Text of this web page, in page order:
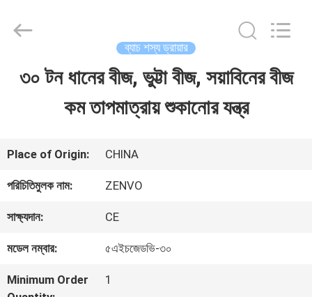
বাড়ি
আমাদের
সম্পর্কে
কারখানা
ভ্রমণ
TECHNOLOGY
Rights
ব্যাচ শস্য ড্রায়ার
৩০ টন ধানের বীজ, ভুট্টা বীজ, সয়াবিনের বীজ
কম তাপমাত্রায় শুকানোর যন্ত্র
Place of Origin: CHINA
পরিচিতিমুলক নাম: ZENVO
সাক্ষ্যদান: CE
মডেল নম্বার: ৫এইচজেডভি-৩০
Minimum Order
1